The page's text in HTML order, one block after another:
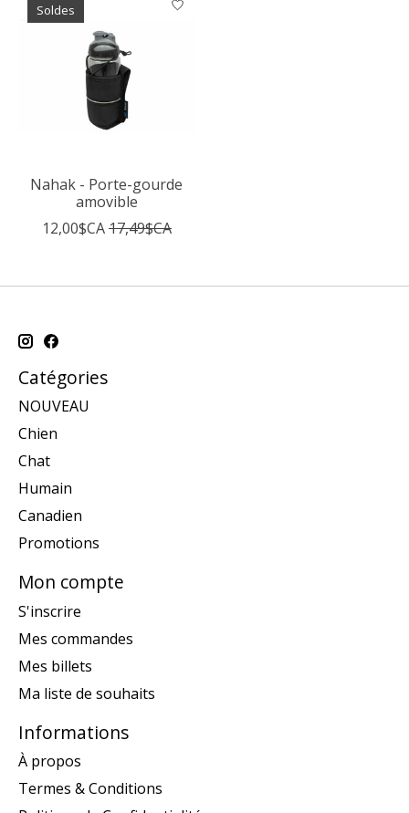
Soldes
Nahak - Porte-gourde
amovible
12,00$CA17,49$CA
Catégories
NOUVEAU
Chien
Chat
Humain
Canadien
Promotions
Mon compte
S'inscrire
Mes commandes
Mes billets
Ma liste de souhaits
Informations
À propos
Termes & Conditions